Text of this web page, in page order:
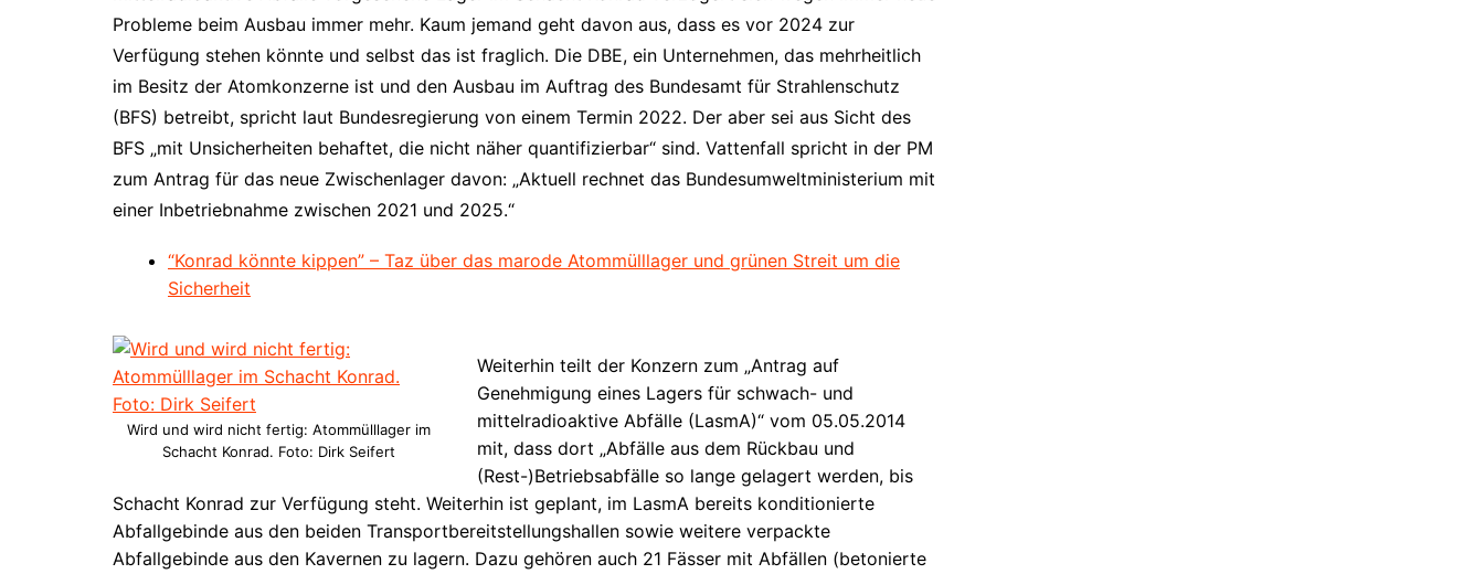
Probleme beim Ausbau immer mehr. Kaum jemand geht davon aus, dass es vor 2024 zur
Verfügung stehen könnte und selbst das ist fraglich. Die DBE, ein Unternehmen, das mehrheitlich
im Besitz der Atomkonzerne ist und den Ausbau im Auftrag des Bundesamt für Strahlenschutz
(BFS) betreibt, spricht laut Bundesregierung von einem Termin 2022. Der aber sei aus Sicht des
BFS „mit Unsicherheiten behaftet, die nicht näher quantifizierbar“ sind. Vattenfall spricht in der PM
zum Antrag für das neue Zwischenlager davon: „Aktuell rechnet das Bundesumweltministerium mit
einer Inbetriebnahme zwischen 2021 und 2025.“
“Konrad könnte kippen” – Taz über das marode Atommülllager und grünen Streit um die
Sicherheit
Wird und wird nicht fertig: Atommülllager im
Schacht Konrad. Foto: Dirk Seifert
Weiterhin teilt der Konzern zum „Antrag auf
Genehmigung eines Lagers für schwach- und
mittelradioaktive Abfälle (LasmA)“ vom 05.05.2014
mit, dass dort „Abfälle aus dem Rückbau und
(Rest-)Betriebsabfälle so lange gelagert werden, bis
Schacht Konrad zur Verfügung steht. Weiterhin ist geplant, im LasmA bereits konditionierte
Abfallgebinde aus den beiden Transportbereitstellungshallen sowie weitere verpackte
Abfallgebinde aus den Kavernen zu lagern. Dazu gehören auch 21 Fässer mit Abfällen (betonierte